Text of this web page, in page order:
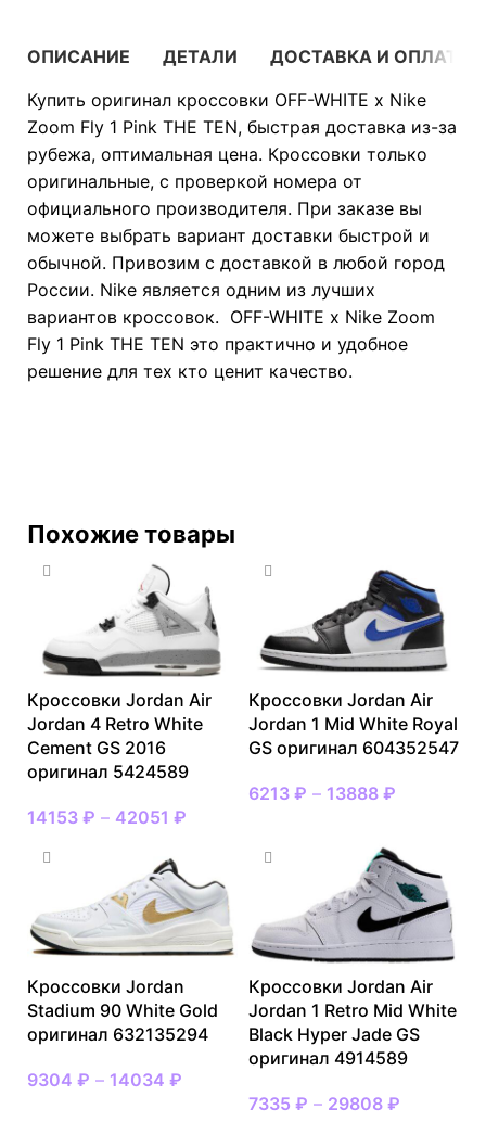
ОПИСАНИЕ ДЕТАЛИ
ДОСТАВКА И ОПЛАТА
Купить оригинал кроссовки OFF-WHITE x Nike
Zoom Fly 1 Pink THE TEN, быстрая доставка из-за
рубежа, оптимальная цена. Кроссовки только
оригинальные, с проверкой номера от
официального производителя. При заказе вы
можете выбрать вариант доставки быстрой и
обычной. Привозим с доставкой в любой город
России. Nike является одним из лучших
вариантов кроссовок. OFF-WHITE x Nike Zoom
Fly 1 Pink THE TEN это практично и удобное
решение для тех кто ценит качество.
Похожие товары
Кроссовки Jordan Air
Jordan 4 Retro White
Cement GS 2016
оригинал 5424589
14153 ₽ – 42051 ₽
Кроссовки Jordan Air
Jordan 1 Mid White Royal
GS оригинал 604352547
6213 ₽ – 13888 ₽
Кроссовки Jordan
Stadium 90 White Gold
оригинал 632135294
9304 ₽ – 14034 ₽
Кроссовки Jordan Air
Jordan 1 Retro Mid White
Black Hyper Jade GS
оригинал 4914589
7335 ₽ – 29808 ₽